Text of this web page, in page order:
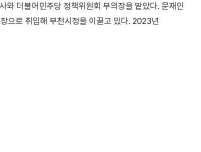
더불어민주당 정책위원회 부의장을 맡았다. 문재인
으로 취임해 부천시정을 이끌고 있다. 2023년